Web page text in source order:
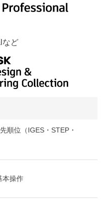
など
順位（IGES・STEP・
本操作